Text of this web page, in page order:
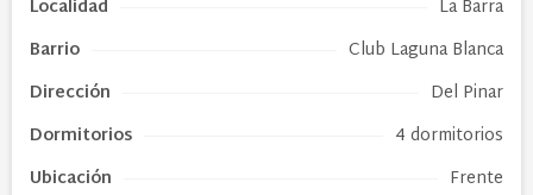
Localidad
La Barra
Barrio
Club Laguna Blanca
Dirección
Del Pinar
Dormitorios
4 dormitorios
Ubicación
Frente